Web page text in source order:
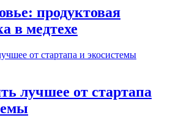
продуктовая
в медтехе
лучшее от стартапа